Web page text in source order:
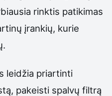
rinktis patikimas
įrankių, kurie
leidžia priartinti
pakeisti spalvų filtrą